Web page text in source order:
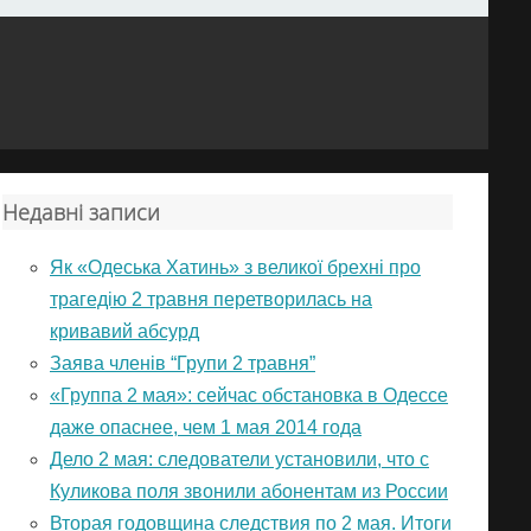
Недавні записи
Як «Одеська Хатинь» з великої брехні про
трагедію 2 травня перетворилась на
кривавий абсурд
Заява членів “Групи 2 травня”
«Группа 2 мая»: сейчас обстановка в Одессе
даже опаснее, чем 1 мая 2014 года
Дело 2 мая: следователи установили, что с
Куликова поля звонили абонентам из России
Вторая годовщина следствия по 2 мая. Итоги